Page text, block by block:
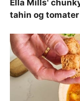
Ella Mills'
tahin og tomater